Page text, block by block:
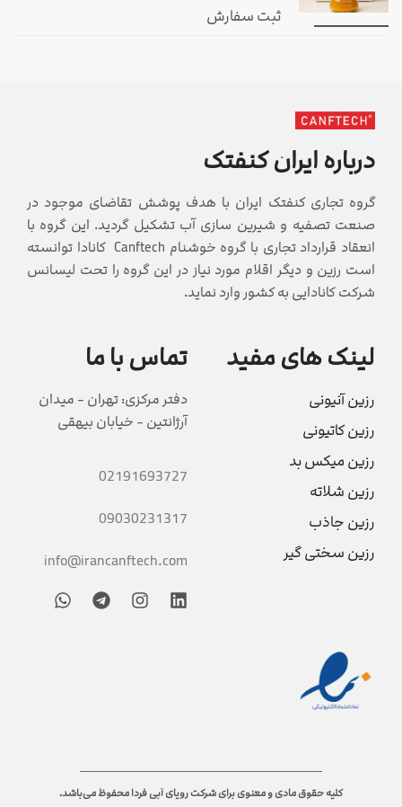
ثبت سفارش
درباره ایران کنفتک
گروه تجاری کنفتک ایران با هدف پوشش تقاضای موجود در
صنعت تصفیه و شیرین سازی آب تشکیل گردید. این گروه با
انعقاد قرارداد تجاری با گروه خوشنام Canftech کانادا توانسته
است رزین و دیگر اقلام مورد نیاز در این گروه را تحت لیسانس
شرکت کانادایی به کشور وارد نماید.
لینک های مفید
رزین آنیونی
رزین کاتیونی
رزین میکس بد
رزین شلاته
رزین جاذب
رزین سختی گیر
تماس با ما
دفتر مرکزی: تهران - میدان
آرژانتین - خیابان بیهقی
02191693727
09030231317
info@irancanftech.com
کلیه حقوق مادی و معنوی برای شرکت رویای آبی فردا محفوظ می‌باشد.